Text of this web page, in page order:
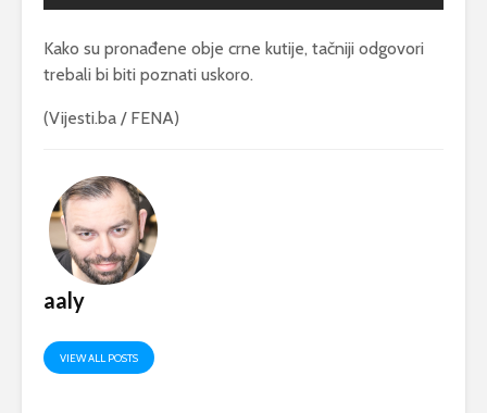
Kako su pronađene obje crne kutije, tačniji odgovori
trebali bi biti poznati uskoro.
(Vijesti.ba / FENA)
aaly
VIEW ALL POSTS